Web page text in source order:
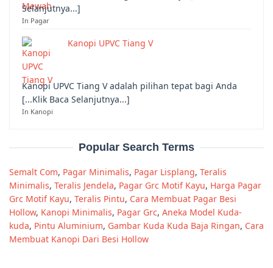
Selanjutnya...]
In Pagar
Kanopi UPVC Tiang V
Kanopi UPVC Tiang V adalah pilihan tepat bagi Anda
[...Klik Baca Selanjutnya...]
In Kanopi
Popular Search Terms
Semalt Com, Pagar Minimalis, Pagar Lisplang, Teralis
Minimalis, Teralis Jendela, Pagar Grc Motif Kayu, Harga Pagar
Grc Motif Kayu, Teralis Pintu, Cara Membuat Pagar Besi
Hollow, Kanopi Minimalis, Pagar Grc, Aneka Model Kuda-
kuda, Pintu Aluminium, Gambar Kuda Kuda Baja Ringan, Cara
Membuat Kanopi Dari Besi Hollow